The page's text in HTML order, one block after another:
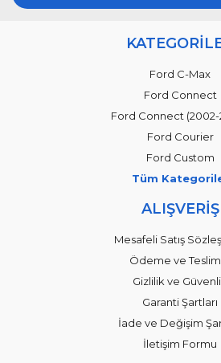
Ford C-Max
Ford Connect
Ford Connect
Ford Courier
Ford Custom
Tüm
ALIŞVERİŞ
Mesafeli Satış
Ödeme ve
Gizlilik ve
Garanti Şartları
İade ve Değişim
İletişim Formu